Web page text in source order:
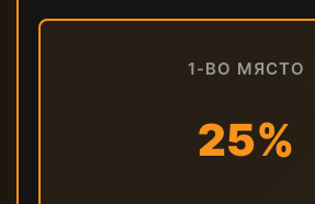
1-ВО МЯСТО
25%